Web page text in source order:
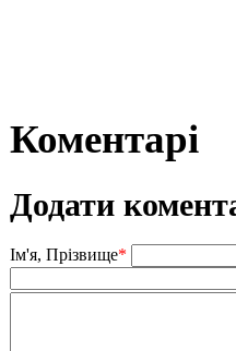
Коментарі
Додати
Ім'я, Прізвище*